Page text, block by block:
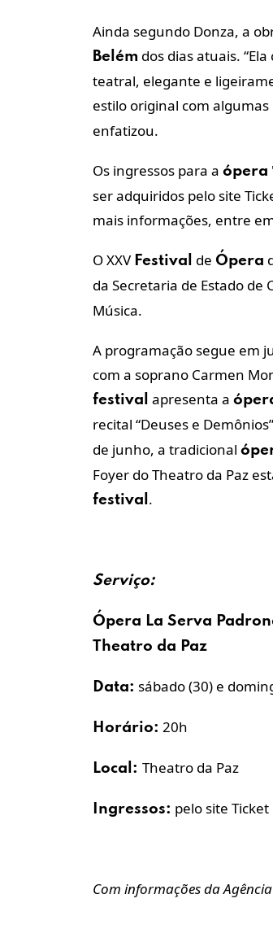
Ainda segundo Donza, a
Belém dos dias atuais.
teatral, elegante e
estilo original com
enfatizou.
Os ingressos para a ópera
ser adquiridos pelo site
mais informações, entre
O XXV Festival de Ópera
da Secretaria de Estado de
Música.
A programação segue em
com a soprano Carmen
festival apresenta a
recital “Deuses e
de junho, a tradicional
Foyer do Theatro da Paz
festival .
Serviço:
Ópera La Serva
Theatro da Paz
Data: sábado (30) e
Horário: 20h
Local: Theatro da Paz
Ingressos: pelo site
Com informações da